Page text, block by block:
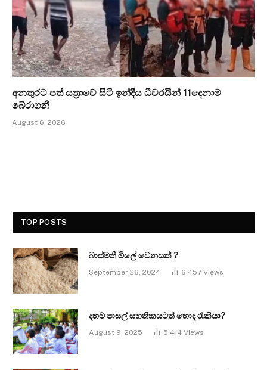
අනතුරට පත් යත්‍රාවේ සිටි ඉන්දීය ධීවරයින් 11දෙනාම
බේරාගනී
August 6, 2026
TOP POSTS
බාස්මතී මිලේ වෙනසක් ?
September 26, 2024 6,457 Views
දහම් පාසල් සහතිකයටත් හොඳ රැකියා?
August 9, 2025 5,414 Views